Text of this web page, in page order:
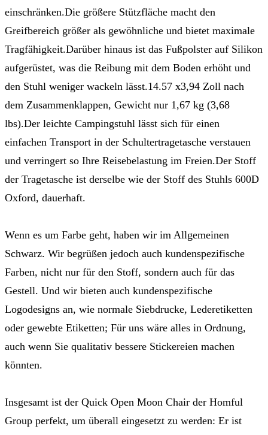
einschränken.Die größere Stützfläche macht den
Greifbereich größer als gewöhnliche und bietet maximale
Tragfähigkeit.Darüber hinaus ist das Fußpolster auf Silikon
aufgerüstet, was die Reibung mit dem Boden erhöht und
den Stuhl weniger wackeln lässt.14.57 x3,94 Zoll nach
dem Zusammenklappen, Gewicht nur 1,67 kg (3,68
lbs).Der leichte Campingstuhl lässt sich für einen
einfachen Transport in der Schultertragetasche verstauen
und verringert so Ihre Reisebelastung im Freien.Der Stoff
der Tragetasche ist derselbe wie der Stoff des Stuhls 600D
Oxford, dauerhaft.
Wenn es um Farbe geht, haben wir im Allgemeinen
Schwarz. Wir begrüßen jedoch auch kundenspezifische
Farben, nicht nur für den Stoff, sondern auch für das
Gestell. Und wir bieten auch kundenspezifische
Logodesigns an, wie normale Siebdrucke, Lederetiketten
oder gewebte Etiketten; Für uns wäre alles in Ordnung,
auch wenn Sie qualitativ bessere Stickereien machen
könnten.
Insgesamt ist der Quick Open Moon Chair der Homful
Group perfekt, um überall eingesetzt zu werden: Er ist